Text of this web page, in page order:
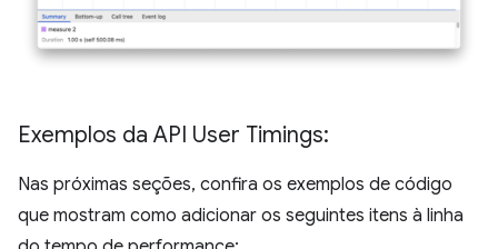
Exemplos da API User Timings:
Nas próximas seções, confira os exemplos de código
que mostram como adicionar os seguintes itens à linha